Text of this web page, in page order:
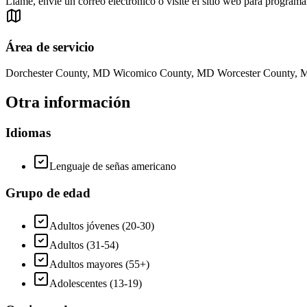
Área de servicio
Dorchester County, MD Wicomico County, MD Worcester County,
Otra información
Idiomas
Lenguaje de señas americano
Grupo de edad
Adultos jóvenes (20-30)
Adultos (31-54)
Adultos mayores (55+)
Adolescentes (13-19)